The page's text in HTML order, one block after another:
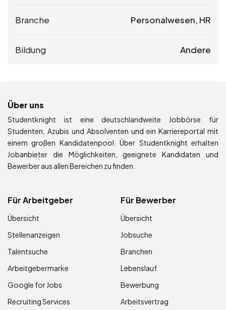
Branche Personalwesen, HR
Bildung Andere
Über uns
Studentknight ist eine deutschlandweite Jobbörse für
Studenten, Azubis und Absolventen und ein Karriereportal mit
einem großen Kandidatenpool. Über Studentknight erhalten
Jobanbieter die Möglichkeiten, geeignete Kandidaten und
Bewerber aus allen Bereichen zu finden.
Für Arbeitgeber
Übersicht
Stellenanzeigen
Talentsuche
Arbeitgebermarke
Google for Jobs
Recruiting Services
Für Bewerber
Übersicht
Jobsuche
Branchen
Lebenslauf
Bewerbung
Arbeitsvertrag